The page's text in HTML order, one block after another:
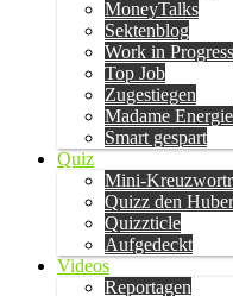
MoneyTalks
Sektenblog
Work in Progress
Top Job
Zugestiegen
Madame Energie
Smart gespart
Quiz
Mini-
Quizz den Huber
Quizzticle
Aufgedeckt
Videos
Reportagen